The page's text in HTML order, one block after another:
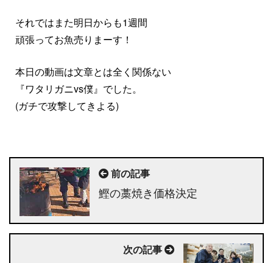
それではまた明日からも1週間
頑張ってお魚売りまーす！
本日の動画は文章とは全く関係ない
『ワタリガニvs僕』でした。
(ガチで攻撃してきよる)
前の記事
鰹の藁焼き価格決定
次の記事